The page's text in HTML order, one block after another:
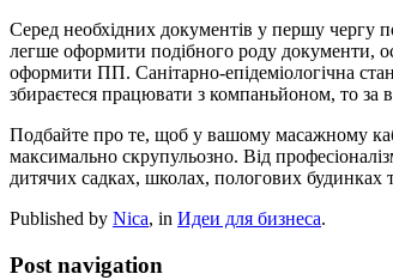
Серед необхідних документів у першу чергу
легше оформити подібного роду документи,
оформити ПП. Санітарно-епідеміологічна
збираєтеся працювати з компаньйоном, то за
Подбайте про те, щоб у вашому масажному
максимально скрупульозно. Від
дитячих садках, школах, пологових будинках
Published by Nica, in Идеи для бизнеса.
Post navigation